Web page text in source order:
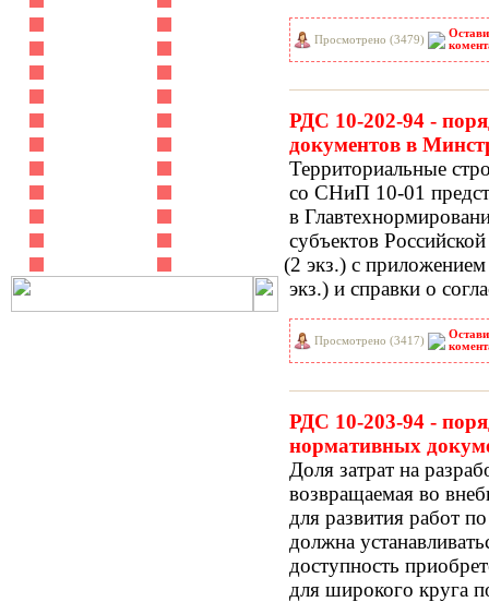
Просмотрено (3479)
РДС 10-202-94 -
документов в
Территориальные
со СНиП 10-01
в
субъектов
(2 экз.) с
экз.) и справки о
Просмотрено (3417)
РДС 10-203-94 -
нормативных
Доля затрат на
возвращаемая во
для развития работ
должна
доступность
для широкого кру­га